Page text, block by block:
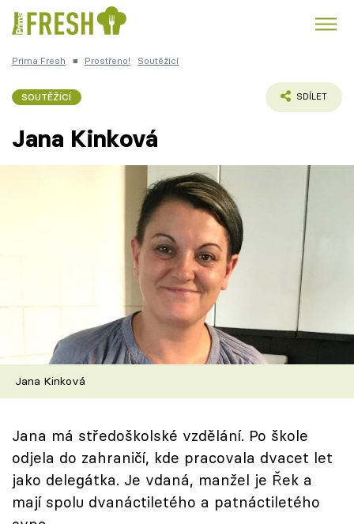
Česká kuchyně
TV Program
Škola vaření
Speciál: Cuketa
Těhotnej kuchař
Prima Fresh ■ Prostřeno! Soutěžící
SOUTĚŽÍCÍ SDÍLET
Jana Kinková
Jana Kinková
Jana má středoškolské vzdělání. Po škole
odjela do zahraničí, kde pracovala dvacet let
jako delegátka. Je vdaná, manžel je Řek a
mají spolu dvanáctiletého a patnáctiletého